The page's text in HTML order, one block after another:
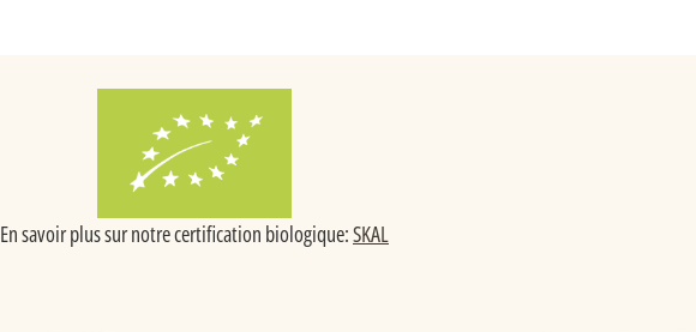
En savoir plus sur notre certification biologique:SKAL